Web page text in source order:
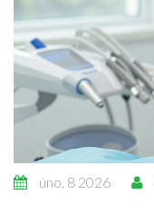
úno, 8 2026